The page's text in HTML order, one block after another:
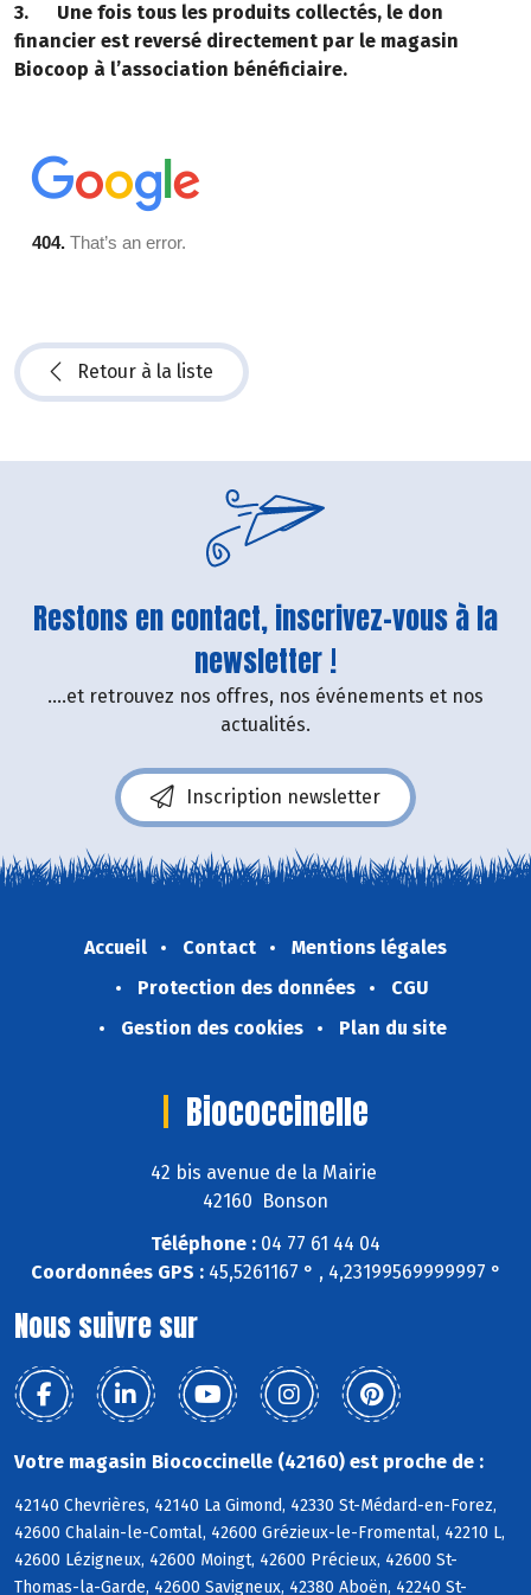
3. Une fois tous les produits collectés, le don
financier est reversé directement par le magasin
Biocoop à l’association bénéficiaire.
Retour à la liste
Restons en contact, inscrivez-vous à la
newsletter !
....et retrouvez nos offres, nos événements et nos
actualités.
Inscription newsletter
Accueil Contact
Mentions légales
Protection des données
CGU
Gestion des cookies
Plan du site
Biococcinelle
42 bis avenue de la Mairie
42160 Bonson
Téléphone : 04 77 61 44 04
Coordonnées GPS :45,5261167 ° , 4,23199569999997 °
Nous suivre sur
Votre magasin Biococcinelle (42160) est proche de :
42140 Chevrières, 42140 La Gimond, 42330 St-Médard-en-Forez,
42600 Chalain-le-Comtal, 42600 Grézieux-le-Fromental, 42210 L,
42600 Lézigneux, 42600 Moingt, 42600 Précieux, 42600 St-
Thomas-la-Garde, 42600 Savigneux, 42380 Aboën, 42240 St-